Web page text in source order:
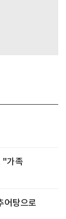
"가족
어탕으로